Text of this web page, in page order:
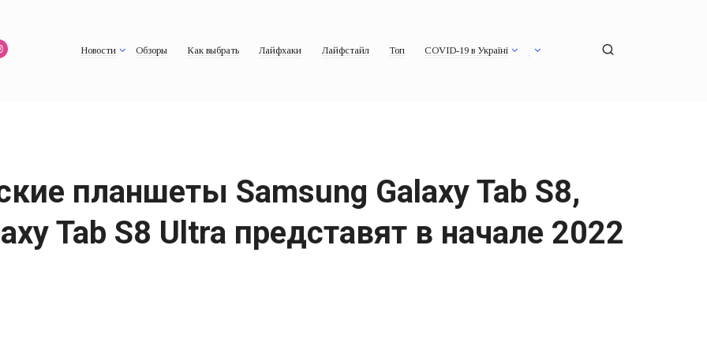
Новости Обзоры Как выбрать Лайфхаки Лайфстайл Топ COVID-19 в Україні
планшеты Samsung Galaxy Tab S8,
Tab S8 Ultra представят в начале 2022